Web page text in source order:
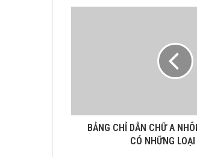
BẢNG CHỈ DẪN CHỮ A
CÓ NHỮNG